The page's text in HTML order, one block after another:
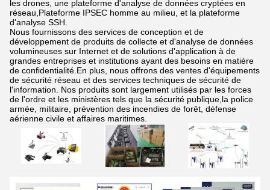
les drones, une plateforme d'analyse de données cryptées en
réseau,Plateforme IPSEC homme au milieu, et la plateforme
d'analyse SSH.
Nous fournissons des services de conception et de
développement de produits de collecte et d'analyse de données
volumineuses sur Internet et de solutions d'application à de
grandes entreprises et institutions ayant des besoins en matière
de confidentialité.En plus, nous offrons des ventes d'équipements
de sécurité réseau et des services techniques de sécurité de
l'information. Nos produits sont largement utilisés par les forces
de l'ordre et les ministères tels que la sécurité publique,la police
armée, militaire, prévention des incendies de forêt, défense
aérienne civile et affaires maritimes.